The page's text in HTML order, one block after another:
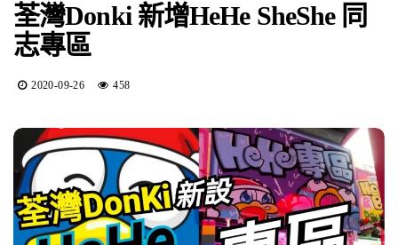
荃灣Donki 新增HeHe SheShe 同
志專區
2020-09-26 458